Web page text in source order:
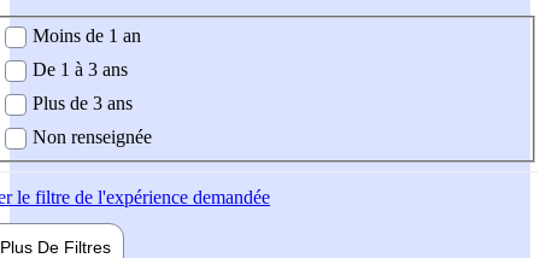
demandée
Moins de 1 an
De 1 à 3 ans
Plus de 3 ans
Non renseignée
le filtre de l'expérience demandée
Plus De Filtres